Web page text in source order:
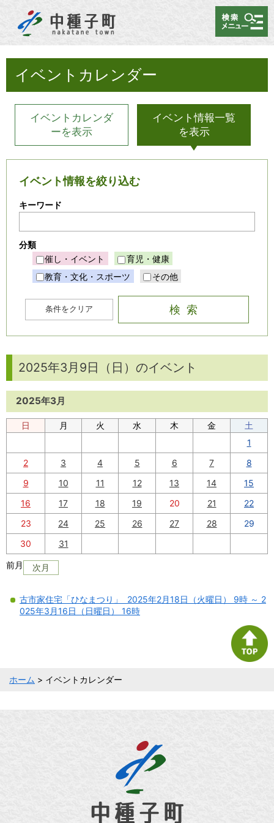
メニュー
イベントカレンダー
イベントカレンダ
ーを表示
イベント情報一覧
を表示
イベント情報を絞り込む
キーワード
分類
催し・イベント
育児・健康
教育・文化・スポーツ
その他
条件をクリア
2025年3月9日（日）のイベント
2025年3月
日 月 火 水 木 金
土
1
2
3 4 5 6 7
8
9
10 11 12 13 14
15
16
17 18 19 20 21
22
23
24 25 26 27 28
29
30
31
前月 次月
古市家住宅「ひなまつり」 2025年2月18日（火曜日） 9時 ～ 2
025年3月16日（日曜日） 16時
ホーム > イベントカレンダー